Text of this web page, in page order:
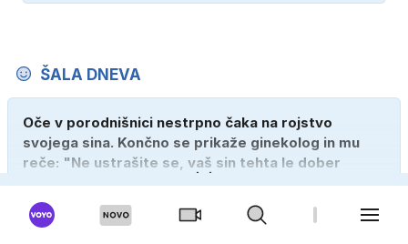
ŠALA DNEVA
Oče v porodnišnici nestrpno čaka na rojstvo
svojega sina. Končno se prikaže ginekolog in mu
reče: "Ne ustrašite se, vaš sin tehta le dober
kilogram!" "Nič čudnega, gospod doktor, saj se z
ženo poznava šele tri mesece."
739